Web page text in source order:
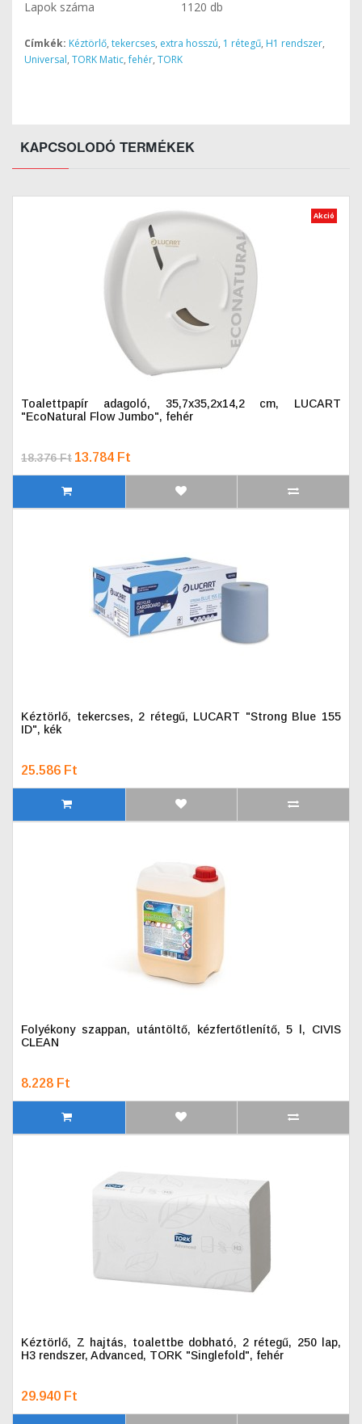
Lapok száma 1120 db
Címkék: Kéztörlő, tekercses, extra hosszú, 1 rétegű, H1 rendszer,
Universal, TORK Matic,fehér, TORK
KAPCSOLODÓ TERMÉKEK
Akció
Toalettpapír adagoló, 35,7x35,2x14,2 cm, LUCART
"EcoNatural Flow Jumbo", fehér
18.376 Ft 13.784 Ft
Kéztörlő, tekercses, 2 rétegű, LUCART "Strong Blue 155
ID", kék
25.586 Ft
Folyékony szappan, utántöltő, kézfertőtlenítő, 5 l, CIVIS
CLEAN
8.228 Ft
Kéztörlő, Z hajtás, toalettbe dobható, 2 rétegű, 250 lap,
H3 rendszer, Advanced, TORK "Singlefold", fehér
29.940 Ft